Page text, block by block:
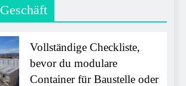
Geschäft
Vollständige Checkliste,
bevor du modulare
Container für Baustelle oder